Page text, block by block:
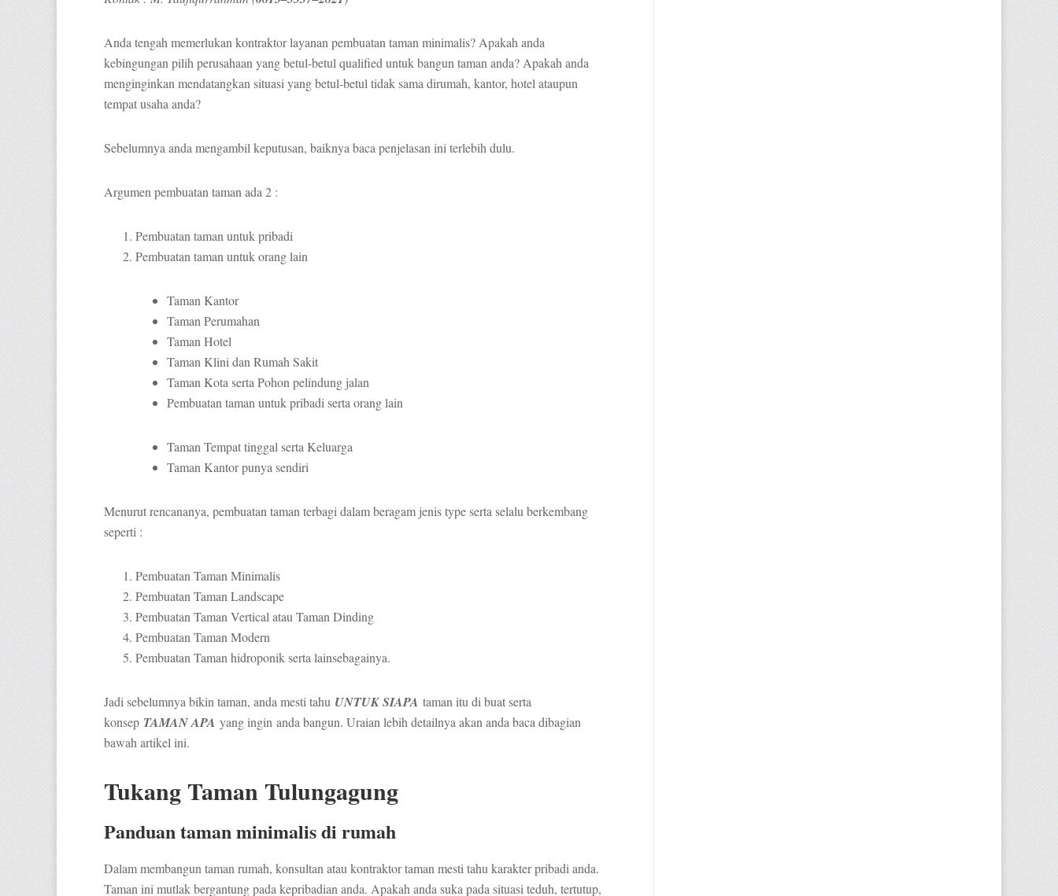
Anda tengah memerlukan kontraktor layanan pembuatan taman minimalis? Apakah anda
kebingungan pilih perusahaan yang betul-betul qualified untuk bangun taman anda? Apakah anda
menginginkan mendatangkan situasi yang betul-betul tidak sama dirumah, kantor, hotel ataupun
tempat usaha anda?
Sebelumnya anda mengambil keputusan, baiknya baca penjelasan ini terlebih dulu.
Argumen pembuatan taman ada 2 :
Pembuatan taman untuk pribadi
Pembuatan taman untuk orang lain
Taman Kantor
Taman Perumahan
Taman Hotel
Taman Klini dan Rumah Sakit
Taman Kota serta Pohon pelindung jalan
Pembuatan taman untuk pribadi serta orang lain
Taman Tempat tinggal serta Keluarga
Taman Kantor punya sendiri
Menurut rencananya, pembuatan taman terbagi dalam beragam jenis type serta selalu berkembang
seperti :
Pembuatan Taman Minimalis
Pembuatan Taman Landscape
Pembuatan Taman Vertical atau Taman Dinding
Pembuatan Taman Modern
Pembuatan Taman hidroponik serta lainsebagainya.
Jadi sebelumnya bikin taman, anda mesti tahu UNTUK SIAPA taman itu di buat serta
konsep TAMAN APA yang ingin anda bangun. Uraian lebih detailnya akan anda baca dibagian
bawah artikel ini.
Tukang Taman Tulungagung
Panduan taman minimalis di rumah
Dalam membangun taman rumah, konsultan atau kontraktor taman mesti tahu karakter pribadi anda.
Taman ini mutlak bergantung pada kepribadian anda. Apakah anda suka pada situasi teduh, tertutup,